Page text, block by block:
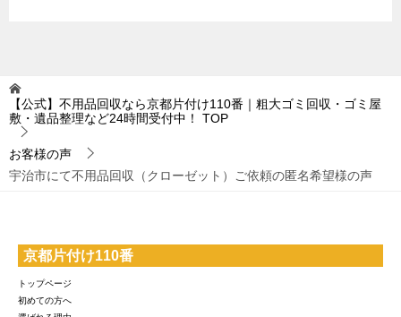
【公式】不用品回収なら京都片付け110番｜粗大ゴミ回収・ゴミ屋
敷・遺品整理など24時間受付中！
TOP
お客様の声
宇治市にて不用品回収（クローゼット）ご依頼の匿名希望様の声
京都片付け110番
トップページ
初めての方へ